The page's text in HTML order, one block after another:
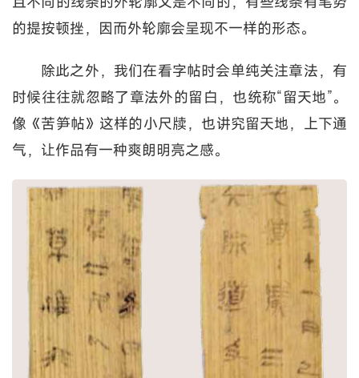
的提按顿挫，因而外轮廓会呈现不一样的形态。
除此之外，我们在看字帖时会单纯关注章法，有
时候往往就忽略了章法外的留白，也统称“留天地”。
像《苦笋帖》这样的小尺牍，也讲究留天地，上下通
气，让作品有一种爽朗明亮之感。